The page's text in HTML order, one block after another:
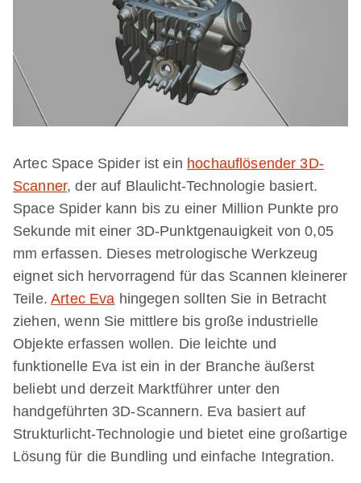
Artec Space Spider ist ein hochauflösender 3D-
Scanner, der auf Blaulicht-Technologie basiert.
Space Spider kann bis zu einer Million Punkte pro
Sekunde mit einer 3D-Punktgenauigkeit von 0,05
mm erfassen. Dieses metrologische Werkzeug
eignet sich hervorragend für das Scannen kleinerer
Teile.Artec Eva hingegen sollten Sie in Betracht
ziehen, wenn Sie mittlere bis große industrielle
Objekte erfassen wollen. Die leichte und
funktionelle Eva ist ein in der Branche äußerst
beliebt und derzeit Marktführer unter den
handgeführten 3D-Scannern. Eva basiert auf
Strukturlicht-Technologie und bietet eine großartige
Lösung für die Bundling und einfache Integration.